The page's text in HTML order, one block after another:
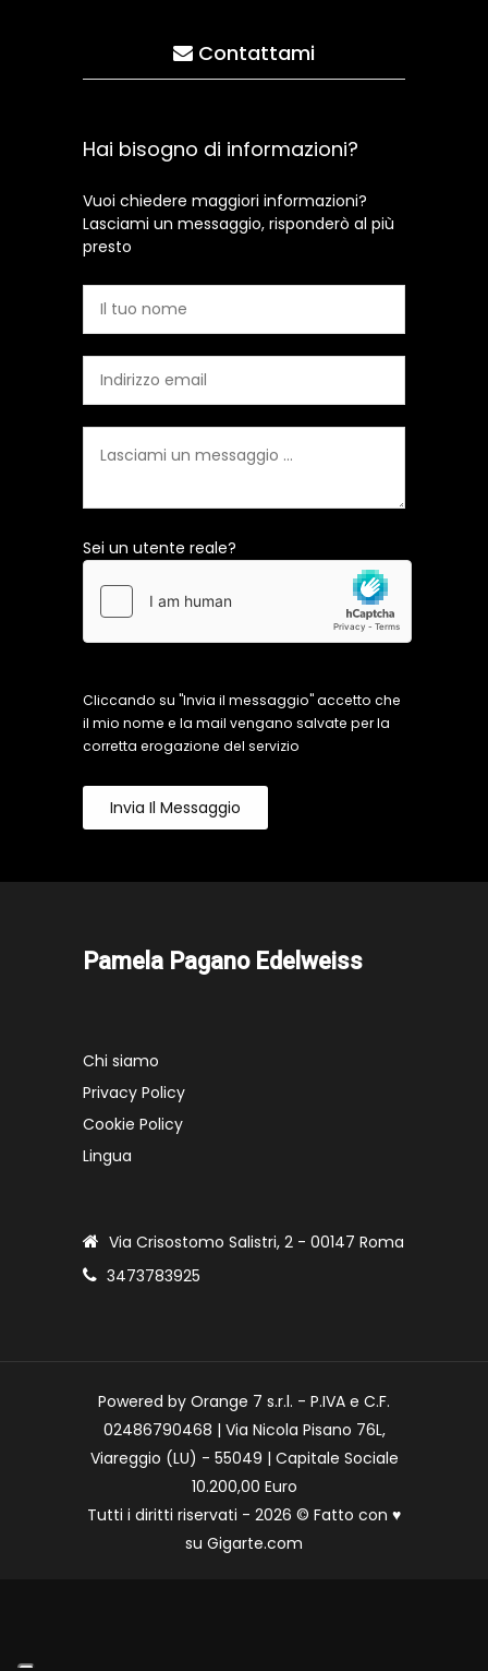
Contattami
Hai bisogno di informazioni?
Vuoi chiedere maggiori informazioni?
Lasciami un messaggio, risponderò al più
presto
Sei un utente reale?
Cliccando su "Invia il messaggio" accetto che
il mio nome e la mail vengano salvate per la
corretta erogazione del servizio
Invia Il Messaggio
Pamela Pagano Edelweiss
Chi siamo
Privacy Policy
Cookie Policy
Lingua
Via Crisostomo Salistri, 2 - 00147 Roma
3473783925
Powered by Orange 7 s.r.l. - P.IVA e C.F.
02486790468 | Via Nicola Pisano 76L,
Viareggio (LU) - 55049 | Capitale Sociale
10.200,00 Euro
Tutti i diritti riservati - 2026 © Fatto con ♥
su Gigarte.com